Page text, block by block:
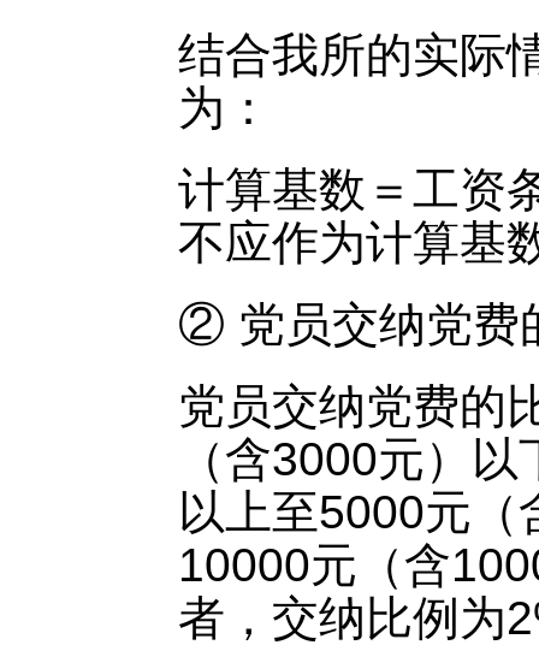
结合我所的实际
为：
计算基数＝工资
不应作为计算基
② 党员交纳党费
党员交纳党费的
（含3000元）
以上至5000元（
10000元（含
者，交纳比例为